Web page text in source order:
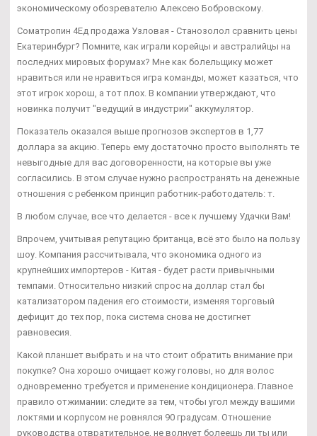
экономическому обозревателю Алексею Бобровскому.
Cоматропин 4Ед продажа Узловая - Станозолол сравнить цены
Екатеринбург? Помните, как играли корейцы и австралийцы на
последних мировых форумах? Мне как болельщику может
нравиться или не нравиться игра команды, может казаться, что
этот игрок хорош, а тот плох. В компании утверждают, что
новинка получит "ведущий в индустрии" аккумулятор.
Показатель оказался выше прогнозов экспертов в 1,77
доллара за акцию. Теперь ему достаточно просто выполнять те
невыгодные для вас договоренности, на которые вы уже
согласились. В этом случае нужно распространять на денежные
отношения с ребенком принцип работник-работодатель: т.
В любом случае, все что делается - все к лучшему Удачки Вам!
Впрочем, учитывая репутацию британца, всё это было на пользу
шоу. Компания рассчитывала, что экономика одного из
крупнейших импортеров - Китая - будет расти привычными
темпами. Относительно низкий спрос на доллар стал бы
катализатором падения его стоимости, изменяя торговый
дефицит до тех пор, пока система снова не достигнет
равновесия.
Какой планшет выбрать и на что стоит обратить внимание при
покупке? Она хорошо очищает кожу головы, но для волос
одновременно требуется и применение кондиционера. Главное
правило отжимании: следите за тем, чтобы угол между вашими
локтями и корпусом не ровнялся 90 градусам. Отношение
руководства отвратительное, не волнует болеешь ли ты или